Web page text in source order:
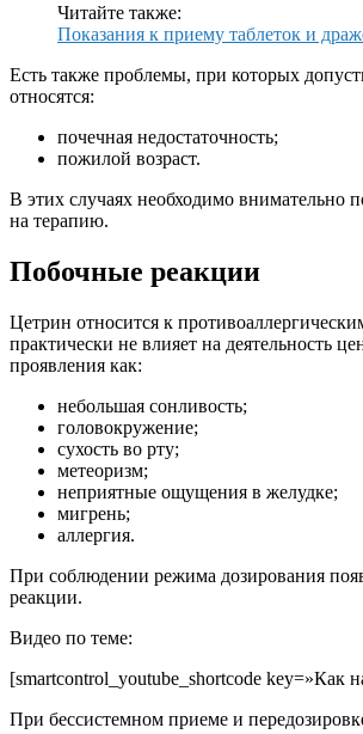
Читайте также:
Показания к приему таблеток и
Есть также проблемы, при которых
относятся:
почечная недостаточность;
пожилой возраст.
В этих случаях необходимо внимательно
на терапию.
Побочные реакции
Цетрин относится к
практически не влияет на деятельность
проявления как:
небольшая сонливость;
головокружение;
сухость во рту;
метеоризм;
неприятные ощущения в желудке;
мигрень;
аллергия.
При соблюдении режима дозирования
реакции.
Видео по теме:
[smartcontrol_youtube_shortcode key=»Как
При бессистемном приеме и